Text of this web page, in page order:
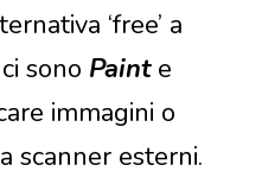
‘free’ a
sono Paint e
immagini o
scanner esterni.